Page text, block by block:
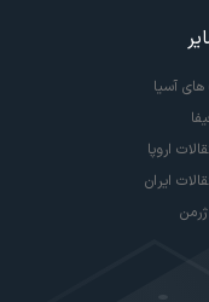
آسیا
اروپا
ایران